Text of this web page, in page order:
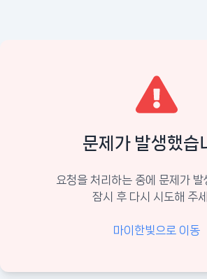
문제가 발생했습
요청을 처리하는 중에 문제가 발
잠시 후 다시 시도해 주
마이한빛으로 이동